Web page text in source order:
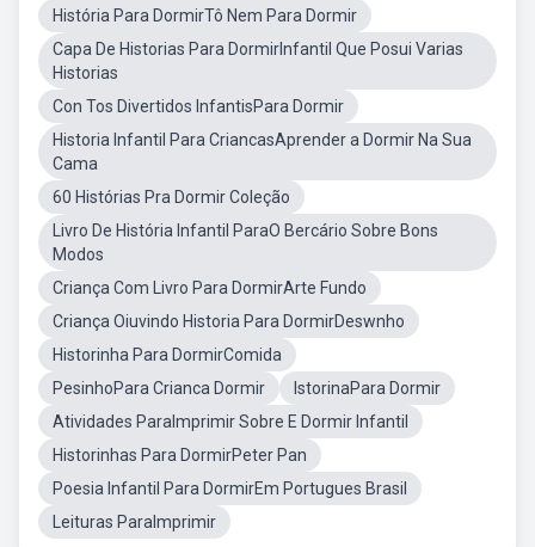
História Para DormirTô Nem Para Dormir
Capa De Historias Para DormirInfantil Que Posui Varias
Historias
Con Tos Divertidos InfantisPara Dormir
Historia Infantil Para CriancasAprender a Dormir Na Sua
Cama
60 Histórias Pra Dormir Coleção
Livro De História Infantil ParaO Bercário Sobre Bons
Modos
Criança Com Livro Para DormirArte Fundo
Criança Oiuvindo Historia Para DormirDeswnho
Historinha Para DormirComida
PesinhoPara Crianca Dormir
IstorinaPara Dormir
Atividades ParaImprimir Sobre E Dormir Infantil
Historinhas Para DormirPeter Pan
Poesia Infantil Para DormirEm Portugues Brasil
Leituras ParaImprimir